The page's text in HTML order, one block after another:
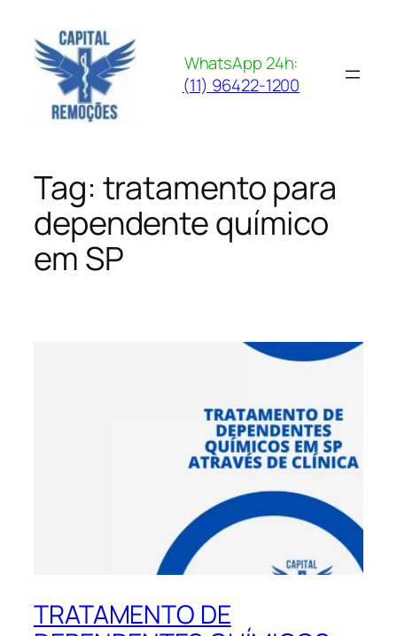
para
conteúdo
WhatsApp 24h:
(11) 96422-1200
Tag: tratamento para
dependente químico
em SP
TRATAMENTO DE